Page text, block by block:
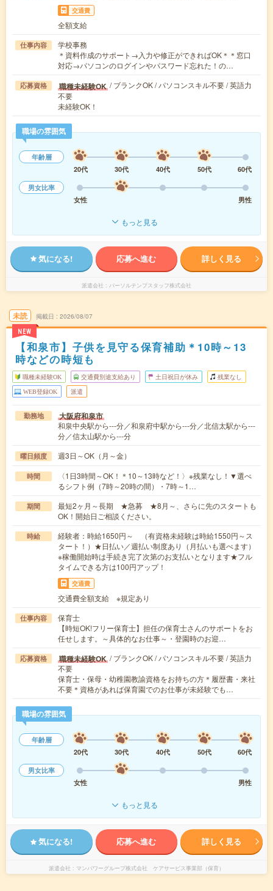
交通費
全額支給
仕事内容
学校事務
＊資料作成のサポート→入力や修正ができればOK＊＊窓口
対応→パソコンのログインやパスワード忘れた！の…
応募資格 職種未経験OK / ブランクOK / パソコンスキル不要 / 英語力
不要
未経験OK！
職場の雰囲気
年齢層
20代
30代 40代 50代
60代
男女比率
女性
男性
もっと見る
気になる! 応募へ進む 詳しく見る
派遣会社 パーソルテンプスタッフ株式会社
未読
NEW
掲載日 2026/08/07
【和泉市】子供を見守る保育補助＊10時～13
時などの時短も
職種未経験OK 交通費別途支給あり 土日祝日が休み 残業なし
WEB登録OK 派遣
勤務地 大阪府和泉市
和泉中央駅から---分／和泉府中駅から---分／北信太駅から---
分／信太山駅から---分
曜日頻度 週3日～OK（月～金）
時間
〈1日3時間～OK！＊10～13時など！〉※残業なし！▼選べ
るシフト例（7時～20時の間）・7時～1…
期間
最短2ヶ月～長期 ★急募 ★8月～、さらに先のスタートも
OK！開始日ご相談ください。
時給
経験者：時給1650円～ （有資格未経験は時給1550円～ス
タート！）★日払い／週払い制度あり（月払いも選べます）
※稼働開始時は手続き完了次第のお支払いとなります★フル
タイムできる方は100円アップ！
交通費
交通費全額支給 ※規定あり
仕事内容
保育士
【時短OK!フリー保育士】担任の保育士さんのサポートをお
任せします。～具体的なお仕事～・登園時のお迎…
応募資格 職種未経験OK / ブランクOK / パソコンスキル不要 / 英語力
不要
保育士・保母・幼稚園教諭資格をお持ちの方＊履歴書・来社
不要＊資格があれば保育園でのお仕事が未経験でも…
職場の雰囲気
年齢層
20代
30代 40代 50代
60代
男女比率
女性
男性
もっと見る
気になる! 応募へ進む 詳しく見る
派遣会社 マンパワーグループ株式会社 ケアサービス事業部（保育）